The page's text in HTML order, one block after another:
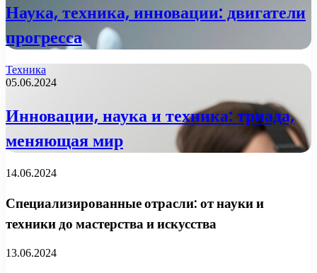
Наука, техника, инновации: двигатели
прогресса
Техника
05.06.2024
Инновации, наука и техника: триада,
меняющая мир
14.06.2024
Специализированные отрасли: от науки и
техники до мастерства и искусства
13.06.2024